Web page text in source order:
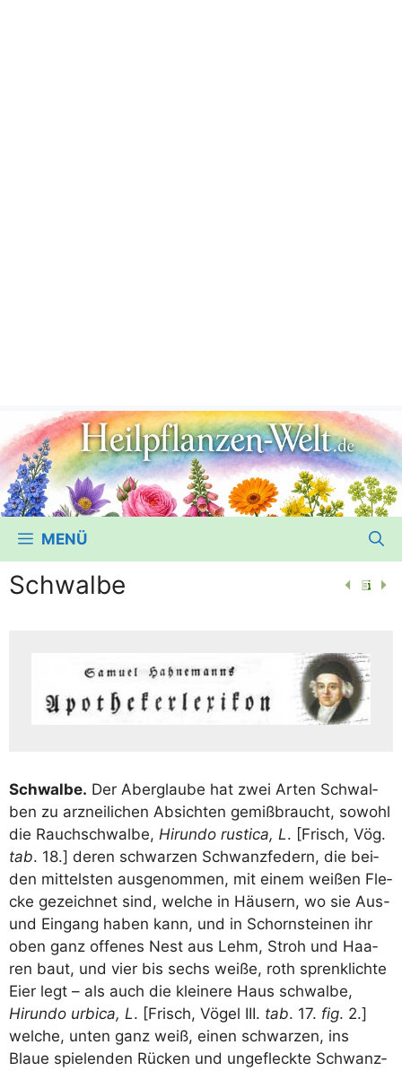
MENÜ
Schwalbe
Schwal­be. Der Aber­glau­be hat zwei Arten Schwal­
ben zu arz­nei­li­chen Absich­ten gemiß­braucht, sowohl
die Rauch­schwal­be, Hirundo rusti­ca, L. [Frisch, Vög.
tab. 18.] deren schwar­zen Schwanz­fe­dern, die bei­
den mit­tel­sten aus­ge­nom­men, mit einem wei­ßen Fle­
cke gezeich­net sind, wel­che in Häu­sern, wo sie Aus-
und Ein­gang haben kann, und in Schorn­stei­nen ihr
oben ganz offe­nes Nest aus Lehm, Stroh und Haa­
ren baut, und vier bis sechs wei­ße, roth sprenk­lich­te
Eier legt – als auch die klei­ne­re Haus schwal­be,
Hirundo urbica, L. [Frisch, Vögel III. tab. 17. fig. 2.]
wel­che, unten ganz weiß, einen schwar­zen, ins
Blaue spie­len­den Rücken und unge­fleck­te Schwanz­